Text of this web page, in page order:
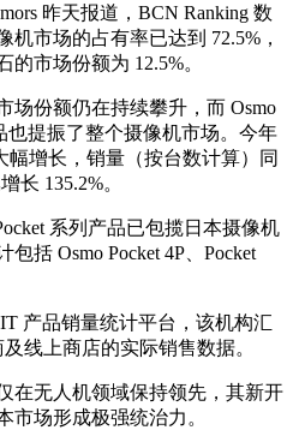
昨天报道，BCN Ranking 数
市场的占有率已达到 72.5%，
市场份额为 12.5%。
场份额仍在持续攀升，而 Osmo
也提振了整个摄像机市场。今年
增长，销量（按台数计算）同
长 135.2%。
系列产品已包揽日本摄像机
括 Osmo Pocket 4P、Pocket
产品销量统计平台，该机构汇
线上商店的实际销售数据。
在无人机领域保持领先，其新开
市场形成极强统治力。